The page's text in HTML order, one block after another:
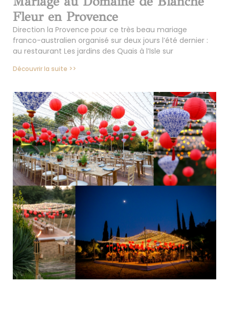
Fleur en Provence
Direction la Provence pour ce très beau mariage
franco-australien organisé sur deux jours l’été dernier :
au restaurant Les jardins des Quais à l’Isle sur
Découvrir la suite >>